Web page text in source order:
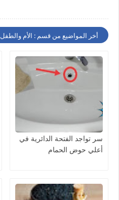
أخر المواضيع من قسم : الأم والطفل
سر تواجد الفتحة الدائرية في
أعلي حوض الحمام